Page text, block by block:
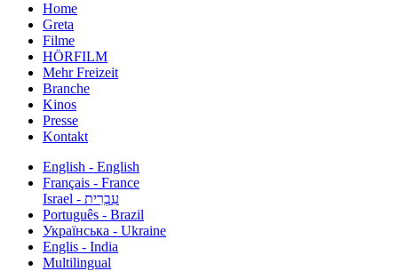
Home
Greta
Filme
HÖRFILM
Mehr Freizeit
Branche
Kinos
Presse
Kontakt
English - English
Français - France
עִבְרִית - Israel
Português - Brazil
Українська - Ukraine
Englis - India
Multilingual